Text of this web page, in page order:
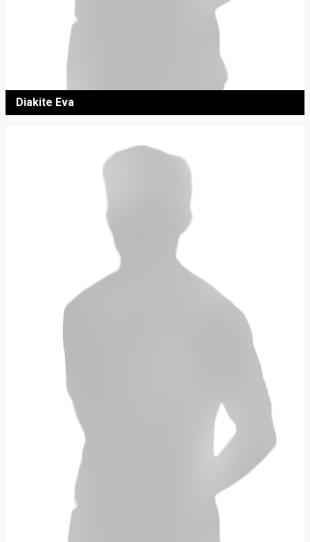
Diakite Eva